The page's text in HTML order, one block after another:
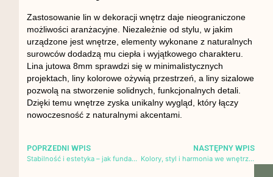
Zastosowanie lin w dekoracji wnętrz daje nieograniczone
możliwości aranżacyjne. Niezależnie od stylu, w jakim
urządzone jest wnętrze, elementy wykonane z naturalnych
surowców dodadzą mu ciepła i wyjątkowego charakteru.
Lina jutowa 8mm sprawdzi się w minimalistycznych
projektach, liny koloroweożywią przestrzeń, a liny sizalowe
pozwolą na stworzenie solidnych, funkcjonalnych detali.
Dzięki temu wnętrze zyska unikalny wygląd, który łączy
nowoczesność z naturalnymi akcentami.
POPRZEDNI WPIS
Stabilność i estetyka – jak fundamenty wpływają na wystrój wnętrz?
NASTĘPNY WPIS
Kolory, styl i harmonia we wnętrzach – jak tworzyć przestrzeń, która odzwierciedla Twój charakter?